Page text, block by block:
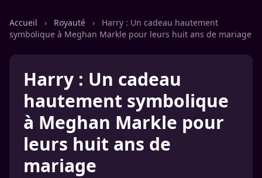
Accueil › Royauté ›
Harry : Un cadeau hautement
symbolique à Meghan Markle pour leurs huit ans de mariage
Harry : Un cadeau
hautement symbolique
à Meghan Markle pour
leurs huit ans de
mariage